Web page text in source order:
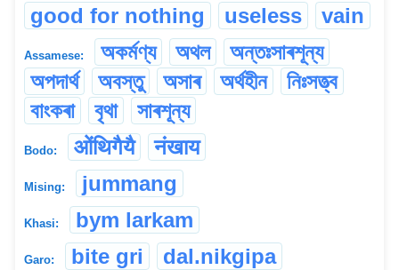
good for nothing
useless vain
Assamese: অকৰ্মণ্য অথল
অন্তঃসাৰশূন্য
অপদাৰ্থ
অবস্তু অসাৰ অৰ্থহীন
নিঃসত্ত্ব
বাংকৰা
বৃথা সাৰশূন্য
Bodo: ओंथिगैयै नंखाय
Mising: jummang
Khasi: bym larkam
Garo: bite gri dal.nikgipa